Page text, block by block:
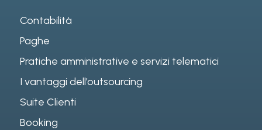
Contabilità
Paghe
Pratiche amministrative e servizi telematici
I vantaggi dell’outsourcing
Suite Clienti
Booking